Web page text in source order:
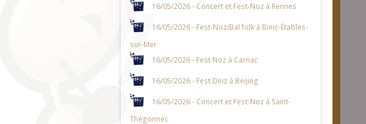
16/05/2026 - Concert et Fest-Noz à Rennes
16/05/2026 - Fest-Noz/Bal folk à Binic-Étables-
sur-Mer
16/05/2026 - Fest Noz à Carnac
16/05/2026 - Fest Deiz à Beijing
16/05/2026 - Concert et Fest-Noz à Saint-
Thégonnec